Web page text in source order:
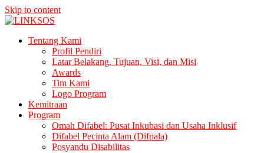
Skip to content
LINKSOSTentang Kami
Profil Pendiri
Latar Belakang, Tujuan, Visi, dan Misi
Awards
Tim Kami
Logo Program
Kemitraan
Program
Omah Difabel: Pusat Inkubasi dan Usaha Inklusif
Difabel Pecinta Alam (Difpala)
Posyandu Disabilitas